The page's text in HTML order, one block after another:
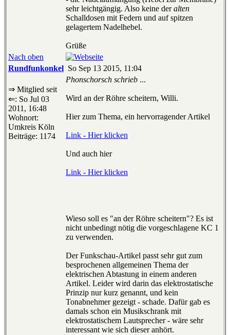
sehr leichtgängig. Also keine deralten
Schalldosen mit Federn und auf spitzen
gelagertem Nadelhebel.
Grüße
Nach oben
Rundfunkonkel So Sep 13 2015, 11:04
⇒ Mitglied seit
⇐: So Jul 03
2011, 16:48
Wohnort:
Umkreis Köln
Beiträge: 1174
Phonschorsch schrieb ...
Wird an der Röhre scheitern, Willi.
Hier zum Thema, ein hervorragender Artikel
Link - Hier klicken
Und auch hier
Link - Hier klicken
Wieso soll es "an der Röhre scheitern"? Es ist
nicht unbedingt nötig die vorgeschlagene KC 1
zu verwenden.
Der Funkschau-Artikel passt sehr gut zum
besprochenen allgemeinen Thema der
elektrischen Abtastung in einem anderen
Artikel. Leider wird darin das elektrostatische
Prinzip nur kurz genannt, und kein
Tonabnehmer gezeigt - schade. Dafür gab es
damals schon ein Musikschrank mit
elektrostatischem Lautsprecher - wäre sehr
interessant wie sich dieser anhört.